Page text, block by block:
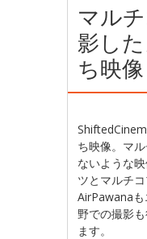
マル
影し
ち映像
ち映像。マ
ないような
ツとマルチ
AirPawana
野での撮影
ます。